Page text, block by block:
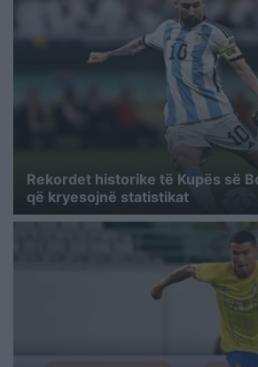
Rekordet historike të Kupës së
që kryesojnë statistikat